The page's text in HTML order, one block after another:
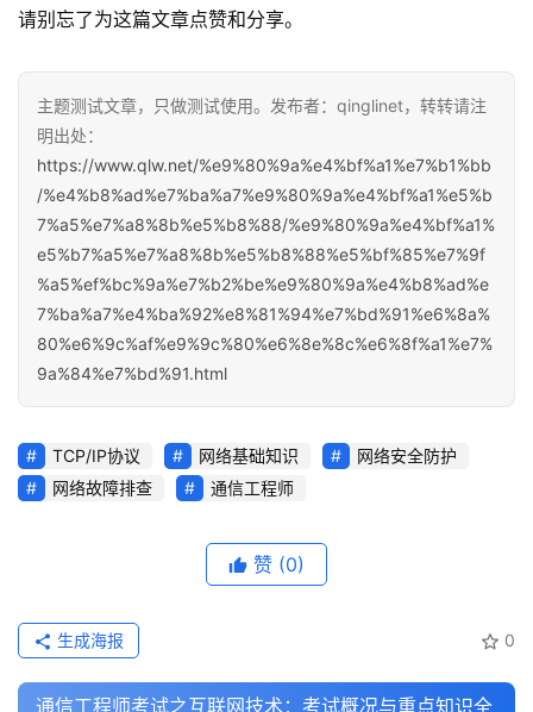
请别忘了为这篇文章点赞和分享。
主题测试文章，只做测试使用。发布者：qinglinet，转转请注
明出处：
https://www.qlw.net/%e9%80%9a%e4%bf%a1%e7%b1%bb
/%e4%b8%ad%e7%ba%a7%e9%80%9a%e4%bf%a1%e5%b
7%a5%e7%a8%8b%e5%b8%88/%e9%80%9a%e4%bf%a1%
e5%b7%a5%e7%a8%8b%e5%b8%88%e5%bf%85%e7%9f
%a5%ef%bc%9a%e7%b2%be%e9%80%9a%e4%b8%ad%e
7%ba%a7%e4%ba%92%e8%81%94%e7%bd%91%e6%8a%
80%e6%9c%af%e9%9c%80%e6%8e%8c%e6%8f%a1%e7%
9a%84%e7%bd%91.html
TCP/IP协议 网络基础知识
网络安全防护
网络故障排查
通信工程师
赞 (0)
0
生成海报
通信工程师考试之互联网技术：考试概况与重点知识全